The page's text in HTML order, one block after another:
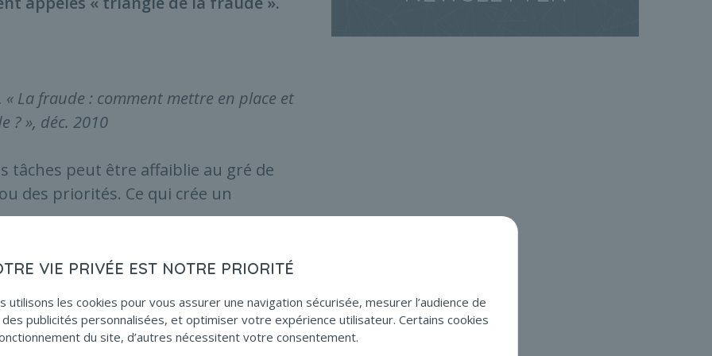
« La fraude : comment mettre en place et
? », déc. 2010
tâches peut être affaiblie au gré de
des priorités. Ce qui crée un
de l’entreprise et les
dans leur emploi n’atteignent pas
les systèmes de séparation de
absences répétées. Ils acceptent de
VIE PRIVÉE EST NOTRE PRIORITÉ
utilisons les cookies pour vous assurer une navigation sécurisée, mesurer l’audience de
publicités personnalisées, et optimiser votre expérience utilisateur. Certains cookies
du site, d’autres nécessitent votre consentement.